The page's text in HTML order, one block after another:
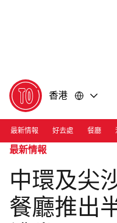
香港
最新情報 好去處 餐廳
最新情報
中環及尖
餐廳推出